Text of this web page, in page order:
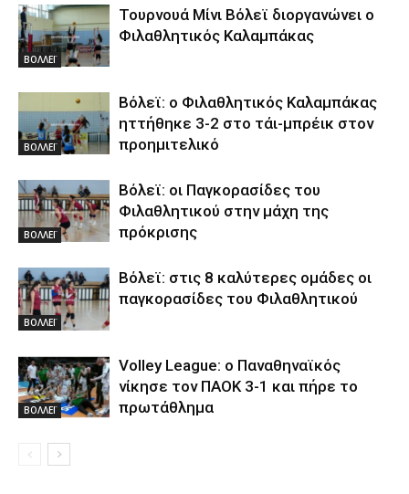
ΒΟΛΛΕΪ
Τουρνουά Μίνι Βόλεϊ διοργανώνει ο
Φιλαθλητικός Καλαμπάκας
ΒΟΛΛΕΪ
Βόλεϊ: ο Φιλαθλητικός Καλαμπάκας
ηττήθηκε 3-2 στο τάι-μπρέικ στον
προημιτελικό
ΒΟΛΛΕΪ
Βόλεϊ: οι Παγκορασίδες του
Φιλαθλητικού στην μάχη της
πρόκρισης
ΒΟΛΛΕΪ
Βόλεϊ: στις 8 καλύτερες ομάδες οι
παγκορασίδες του Φιλαθλητικού
ΒΟΛΛΕΪ
Volley League: ο Παναθηναϊκός
νίκησε τον ΠΑΟΚ 3-1 και πήρε το
πρωτάθλημα